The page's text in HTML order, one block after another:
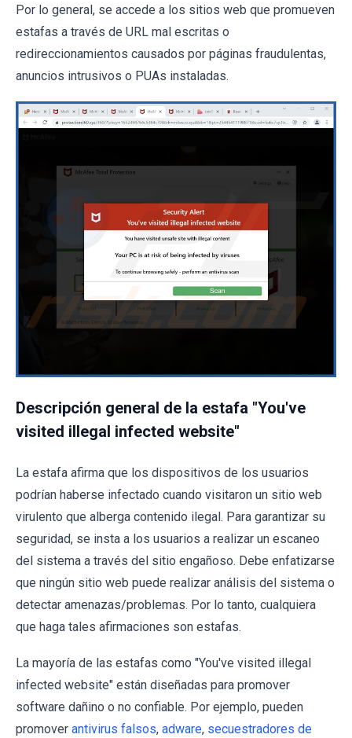
Por lo general, se accede a los sitios web que promueven
estafas a través de URL mal escritas o
redireccionamientos causados ​​por páginas fraudulentas,
anuncios intrusivos o PUAs instaladas.
Descripción general de la estafa "You've
visited illegal infected website"
La estafa afirma que los dispositivos de los usuarios
podrían haberse infectado cuando visitaron un sitio web
virulento que alberga contenido ilegal. Para garantizar su
seguridad, se insta a los usuarios a realizar un escaneo
del sistema a través del sitio engañoso. Debe enfatizarse
que ningún sitio web puede realizar análisis del sistema o
detectar amenazas/problemas. Por lo tanto, cualquiera
que haga tales afirmaciones son estafas.
La mayoría de las estafas como "You've visited illegal
infected website" están diseñadas para promover
software dañino o no confiable. Por ejemplo, pueden
promover antivirus falsos, adware, secuestradores de